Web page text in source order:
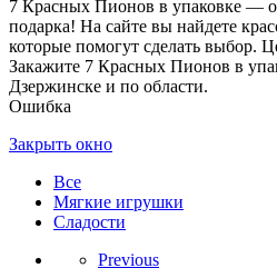
7 Красных Пионов в упаковке —
подарка! На сайте вы найдете
которые помогут сделать выбор.
Закажите 7 Красных Пионов в
Дзержинске и по области.
Ошибка
Закрыть окно
Все
Мягкие игрушки
Сладости
Previous